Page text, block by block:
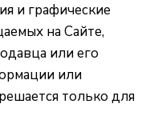
и графические
на Сайте,
или его
или
только для